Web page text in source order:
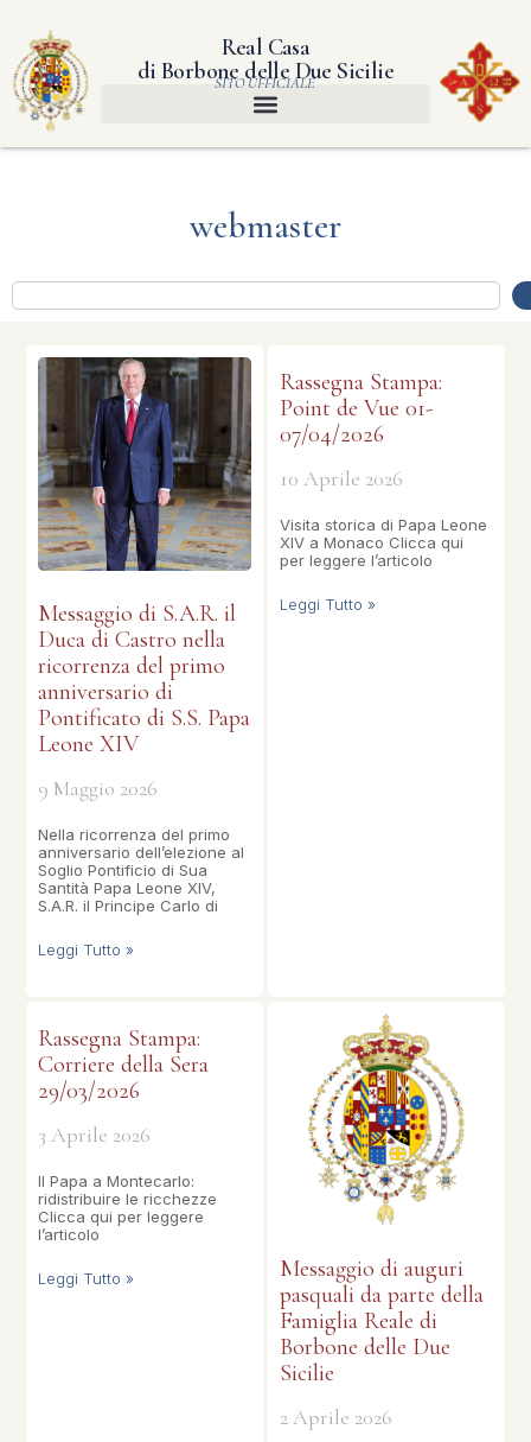
Real Casa
di Borbone delle Due Sicilie
SITO UFFICIALE
webmaster
Messaggio di S.A.R. il
Duca di Castro nella
ricorrenza del primo
anniversario di
Pontificato di S.S. Papa
Leone XIV
9 Maggio 2026
Nella ricorrenza del primo
anniversario dell’elezione al
Soglio Pontificio di Sua
Santità Papa Leone XIV,
S.A.R. il Principe Carlo di
Leggi Tutto »
Rassegna Stampa:
Point de Vue 01-
07/04/2026
10 Aprile 2026
Visita storica di Papa Leone
XIV a Monaco Clicca qui
per leggere l’articolo
Leggi Tutto »
Rassegna Stampa:
Corriere della Sera
29/03/2026
3 Aprile 2026
Il Papa a Montecarlo:
ridistribuire le ricchezze
Clicca qui per leggere
l’articolo
Leggi Tutto »
Messaggio di auguri
pasquali da parte della
Famiglia Reale di
Borbone delle Due
Sicilie
2 Aprile 2026